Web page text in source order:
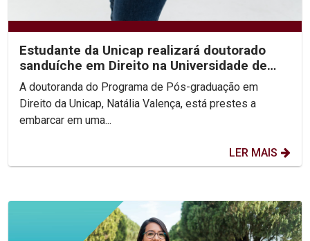
Estudante da Unicap realizará doutorado
sanduíche em Direito na Universidade de
Valência
A doutoranda do Programa de Pós-graduação em
Direito da Unicap, Natália Valença, está prestes a
embarcar em uma...
LER MAIS